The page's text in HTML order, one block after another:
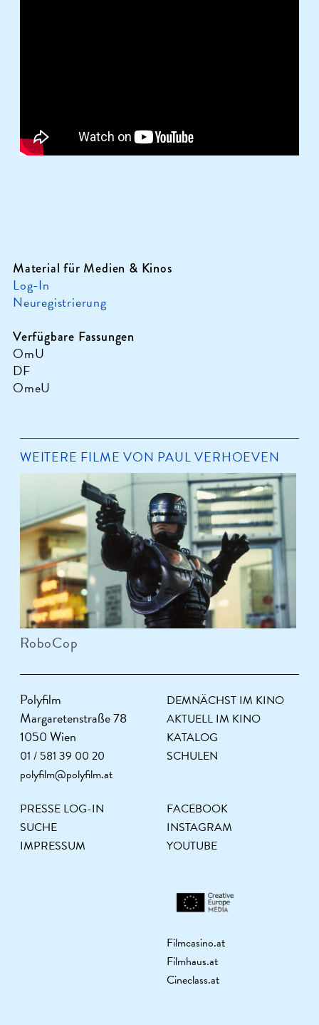
Material für Medien & Kinos
Log-In
Neuregistrierung
Verfügbare Fassungen
OmU
DF
OmeU
WEITERE FILME VON PAUL VERHOEVEN
RoboCop
Polyfilm
Margaretenstraße 78
1050 Wien
01 / 581 39 00 20
polyfilm@polyfilm.at
DEMNÄCHST IM KINO
AKTUELL IM KINO
KATALOG
SCHULEN
PRESSE LOG-IN
SUCHE
IMPRESSUM
FACEBOOK
INSTAGRAM
YOUTUBE
Filmcasino.at
Filmhaus.at
Cineclass.at